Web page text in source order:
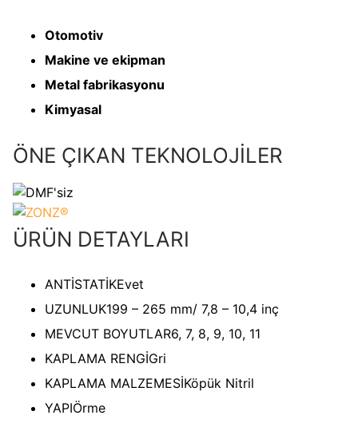
Otomotiv
Makine ve ekipman
Metal fabrikasyonu
Kimyasal
ÖNE ÇIKAN TEKNOLOJİLER
ÜRÜN DETAYLARI
ANTİSTATİKEvet
UZUNLUK199 – 265 mm/ 7,8 – 10,4 inç
MEVCUT BOYUTLAR6, 7, 8, 9, 10, 11
KAPLAMA RENGİGri
KAPLAMA MALZEMESİKöpük Nitril
YAPIÖrme